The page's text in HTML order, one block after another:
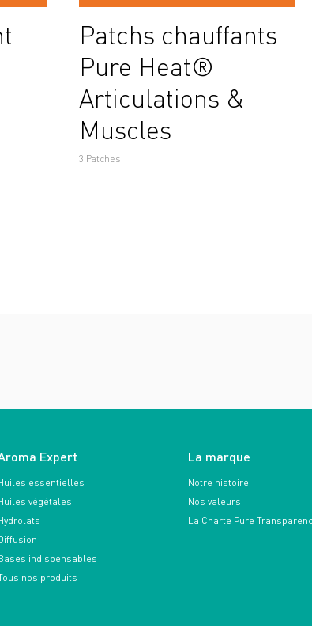
Patchs chauffants
Pure Heat®
Articulations &
Muscles
3 Patches
Expert
essentielles
végétales
indispensables
nos produits
La marque
Notre histoire
Nos valeurs
La Charte Pure